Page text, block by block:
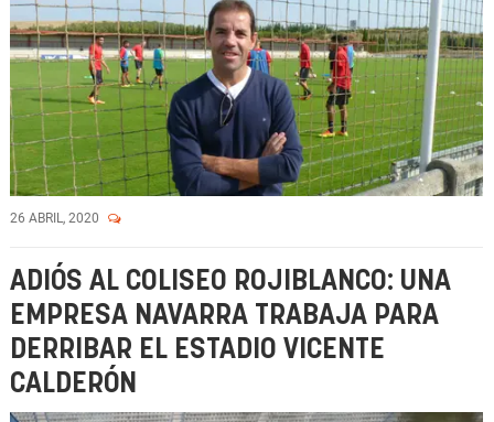
26 ABRIL, 2020
ADIÓS AL COLISEO ROJIBLANCO: UNA
EMPRESA NAVARRA TRABAJA PARA
DERRIBAR EL ESTADIO VICENTE
CALDERÓN